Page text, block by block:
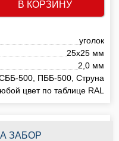
В КОРЗИНУ
уголок
25х25 мм
2,0 мм
500, ПББ-500, Струна
цвет по таблице RAL
ЗАБОР